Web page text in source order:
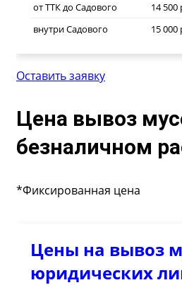
от ТТК до Садового
14 500
внутри Садового
15 000
Оставить заявку
Цена вывоз
безналичном
*Фиксированная цена
Цены на вывоз
юридических